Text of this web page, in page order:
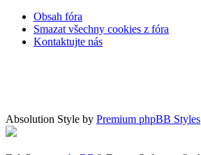
Obsah fóra
Smazat všechny cookies z fóra
Kontaktujte nás
Absolution Style by Premium phpBB Styles